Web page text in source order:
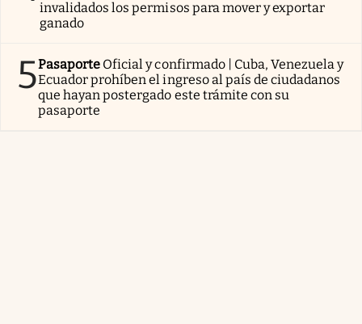
invalidados los permisos para mover y exportar
ganado
5Pasaporte Oficial y confirmado | Cuba, Venezuela y
Ecuador prohíben el ingreso al país de ciudadanos
que hayan postergado este trámite con su
pasaporte